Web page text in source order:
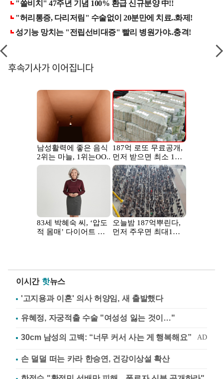
후속기사가 이어집니다
이시간 핫뉴스
'고지용과 이혼' 의사 허양임, 새 출발했다
유혜정, 자궁적출 수술 "여성성 잃는 것이…"
손 덜덜 떠는 카라 한승연, 건강이상설 확산